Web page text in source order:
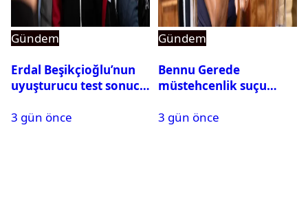
Gündem
Erdal Beşikçioğlu’nun
uyuşturucu test sonucu
3 gün önce
Gündem
Bennu Gerede
müstehcenlik suçu
alındı
3 gün önce